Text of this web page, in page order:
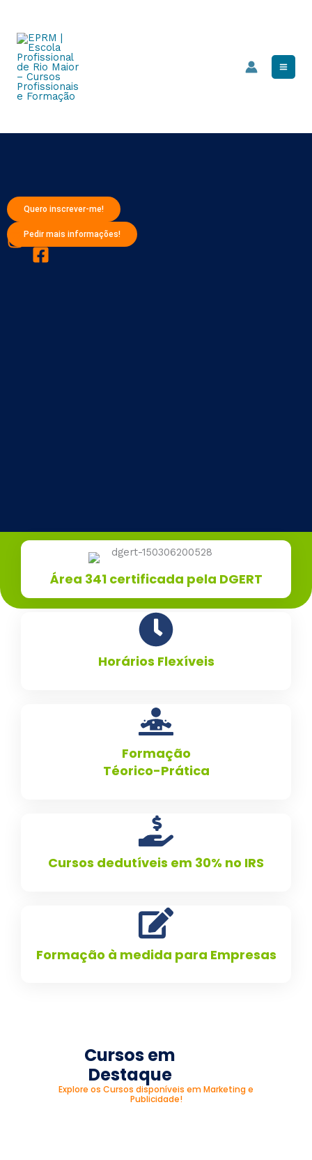
content
Quero inscrever-me!
Pedir mais informações!
Área 341 certificada pela DGERT
Horários Flexíveis
Formação
Téorico-Prática
Cursos dedutíveis em 30% no IRS
Formação à medida para Empresas
Cursos em
Destaque
Explore os Cursos disponíveis em Marketing e
Publicidade!